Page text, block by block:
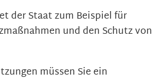
der Staat zum Beispiel für
und den Schutz von
müssen Sie ein